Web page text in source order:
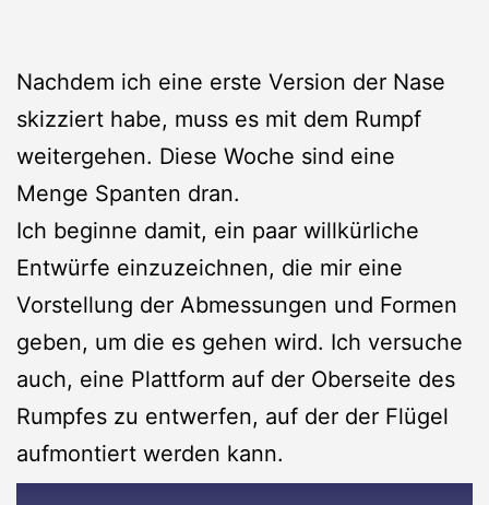
Nachdem ich eine erste Version der Nase
skizziert habe, muss es mit dem Rumpf
weitergehen. Diese Woche sind eine
Menge Spanten dran.
Ich beginne damit, ein paar willkürliche
Entwürfe einzuzeichnen, die mir eine
Vorstellung der Abmessungen und Formen
geben, um die es gehen wird. Ich versuche
auch, eine Plattform auf der Oberseite des
Rumpfes zu entwerfen, auf der der Flügel
aufmontiert werden kann.